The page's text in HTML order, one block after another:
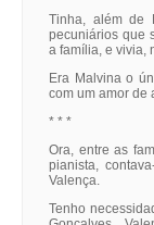
Tinha, além de
pecuniários que
a família, e vivia,
Era Malvina o
com um amor de
* * *
Ora, entre as
pianista,
Valença.
Tenho